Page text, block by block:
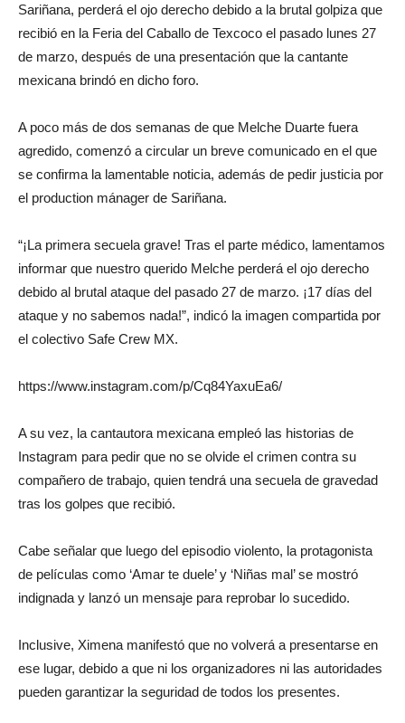
Sariñana, perderá el ojo derecho debido a la brutal golpiza que
recibió en la Feria del Caballo de Texcoco el pasado lunes 27
de marzo, después de una presentación que la cantante
mexicana brindó en dicho foro.
A poco más de dos semanas de que Melche Duarte fuera
agredido, comenzó a circular un breve comunicado en el que
se confirma la lamentable noticia, además de pedir justicia por
el production mánager de Sariñana.
“¡La primera secuela grave! Tras el parte médico, lamentamos
informar que nuestro querido Melche perderá el ojo derecho
debido al brutal ataque del pasado 27 de marzo. ¡17 días del
ataque y no sabemos nada!”, indicó la imagen compartida por
el colectivo Safe Crew MX.
https://www.instagram.com/p/Cq84YaxuEa6/
A su vez, la cantautora mexicana empleó las historias de
Instagram para pedir que no se olvide el crimen contra su
compañero de trabajo, quien tendrá una secuela de gravedad
tras los golpes que recibió.
Cabe señalar que luego del episodio violento, la protagonista
de películas como ‘Amar te duele’ y ‘Niñas mal’ se mostró
indignada y lanzó un mensaje para reprobar lo sucedido.
Inclusive, Ximena manifestó que no volverá a presentarse en
ese lugar, debido a que ni los organizadores ni las autoridades
pueden garantizar la seguridad de todos los presentes.